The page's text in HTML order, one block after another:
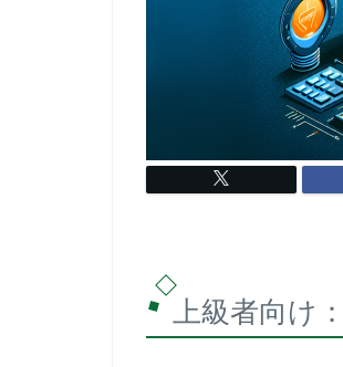
上級者向け